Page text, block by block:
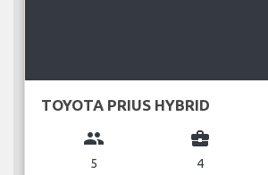
TOYOTA PRIUS HYBRID
group
5
business_center
4